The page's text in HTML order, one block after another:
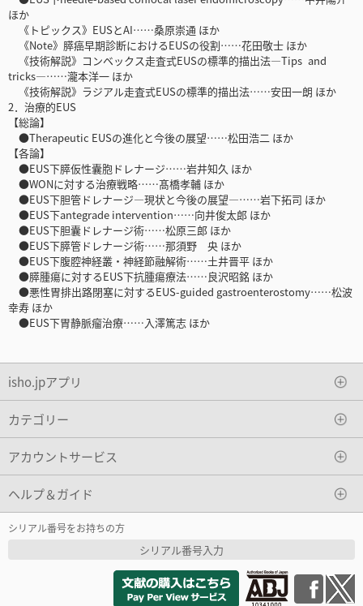
ほか
《トピックス》EUSとAI……桑原崇通 ほか
《Note》膵癌早期診断におけるEUSの役割……花田敬士 ほか
《技術解説》コンベックス走査式EUSの標準的描出法―Tips and
tricks―……瀧本洋一 ほか
《技術解説》ラジアル走査式EUSの標準的描出法……安田一朗 ほか
2．治療的EUS
【総論】
●Therapeutic EUSの進化と今後の展望……松田浩二 ほか
【各論】
●EUS下膵仮性囊胞ドレナージ……岩井知久 ほか
●WONに対する治療戦略……髙橋孝輔 ほか
●EUS下胆管ドレナージ―現状と今後の展望―……岩下拓司 ほか
●EUS下antegrade intervention……向井俊太郎 ほか
●EUS下胆囊ドレナージ術……松原三郎 ほか
●EUS下膵管ドレナージ術……那須野 央 ほか
●EUS下腹腔神経叢・神経節融解術……土井晋平 ほか
●膵腫瘍に対するEUS下抗腫瘍療法……良沢昭銘 ほか
●悪性胃排出路閉塞に対するEUS-guided gastroenterostomy……松波
幸寿 ほか
●EUS下胃静脈瘤治療……入澤篤志 ほか
isho.jpアプリ
カテゴリー
アカウントサービス
ヘルプ＆ガイド
シリアル番号をお持ちの方
シリアル番号入力